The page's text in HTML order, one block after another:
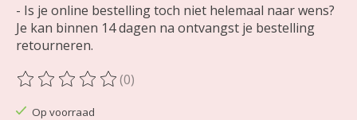
- Is je online bestelling toch niet helemaal naar wens?
Je kan binnen 14 dagen na ontvangst je bestelling
retourneren.
De beoordeling van dit product is
(0)
Op voorraad